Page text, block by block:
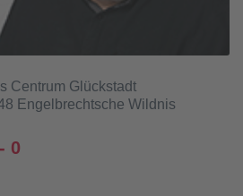
Centrum Glückstadt
Engelbrechtsche Wildnis
0